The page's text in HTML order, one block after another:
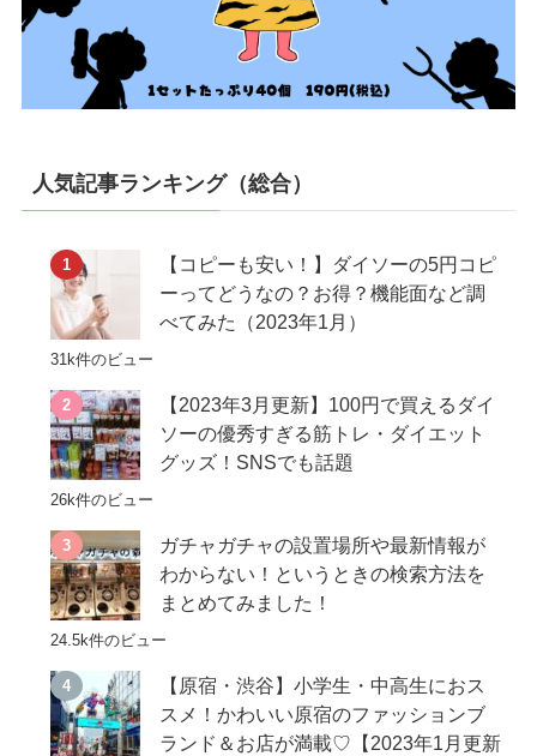
人気記事ランキング（総合）
【コピーも安い！】ダイソーの5円コピ
ーってどうなの？お得？機能面など調
べてみた（2023年1月）
31k件のビュー
【2023年3月更新】100円で買えるダイ
ソーの優秀すぎる筋トレ・ダイエット
グッズ！SNSでも話題
26k件のビュー
ガチャガチャの設置場所や最新情報が
わからない！というときの検索方法を
まとめてみました！
24.5k件のビュー
【原宿・渋谷】小学生・中高生におス
スメ！かわいい原宿のファッションブ
ランド＆お店が満載♡【2023年1月更新